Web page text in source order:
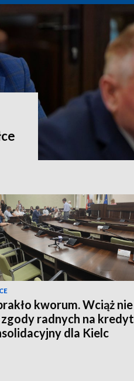
kworum. Wciąż nie
zgody radnych na kredyt
dla Kielc